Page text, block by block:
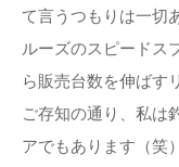
て言うつもりは一切
ルーズのスピードス
ら販売台数を伸ばす
ご存知の通り、私は
アでもあります（笑）